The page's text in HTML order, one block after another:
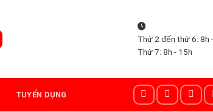
Thứ 2 đến thứ 6: 8h
Thứ 7: 8h - 15h
TUYỂN DỤNG